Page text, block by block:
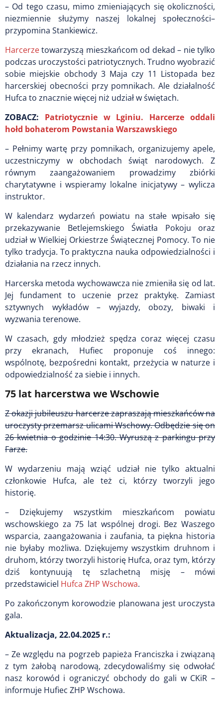
– Od tego czasu, mimo zmieniających się okoliczności,
niezmiennie służymy naszej lokalnej społeczności–
przypomina Stankiewicz.
Harcerzetowarzyszą mieszkańcom od dekad – nie tylko
podczas uroczystości patriotycznych. Trudno wyobrazić
sobie miejskie obchody 3 Maja czy 11 Listopada bez
harcerskiej obecności przy pomnikach. Ale działalność
Hufca to znacznie więcej niż udział w świętach.
ZOBACZ: Patriotycznie w Lginiu. Harcerze oddali
hołd bohaterom Powstania Warszawskiego
– Pełnimy wartę przy pomnikach, organizujemy apele,
uczestniczymy w obchodach świąt narodowych. Z
równym zaangażowaniem prowadzimy zbiórki
charytatywne i wspieramy lokalne inicjatywy – wylicza
instruktor.
W kalendarz wydarzeń powiatu na stałe wpisało się
przekazywanie Betlejemskiego Światła Pokoju oraz
udział w Wielkiej Orkiestrze Świątecznej Pomocy. To nie
tylko tradycja. To praktyczna nauka odpowiedzialności i
działania na rzecz innych.
Harcerska metoda wychowawcza nie zmieniła się od lat.
Jej fundament to uczenie przez praktykę. Zamiast
sztywnych wykładów – wyjazdy, obozy, biwaki i
wyzwania terenowe.
W czasach, gdy młodzież spędza coraz więcej czasu
przy ekranach, Hufiec proponuje coś innego:
wspólnotę, bezpośredni kontakt, przeżycia w naturze i
odpowiedzialność za siebie i innych.
75 lat harcerstwa we Wschowie
Z okazji jubileuszu harcerze zapraszają mieszkańców na
uroczysty przemarsz ulicami Wschowy. Odbędzie się on
26 kwietnia o godzinie 14:30. Wyruszą z parkingu przy
Farze.
W wydarzeniu mają wziąć udział nie tylko aktualni
członkowie Hufca, ale też ci, którzy tworzyli jego
historię.
– Dziękujemy wszystkim mieszkańcom powiatu
wschowskiego za 75 lat wspólnej drogi. Bez Waszego
wsparcia, zaangażowania i zaufania, ta piękna historia
nie byłaby możliwa. Dziękujemy wszystkim druhnom i
druhom, którzy tworzyli historię Hufca, oraz tym, którzy
dziś kontynuują tę szlachetną misję – mówi
przedstawiciel Hufca ZHP Wschowa.
Po zakończonym korowodzie planowana jest uroczysta
gala.
Aktualizacja, 22.04.2025 r.:
– Ze względu na pogrzeb papieża Franciszka i związaną
z tym żałobą narodową, zdecydowaliśmy się odwołać
nasz korowód i ograniczyć obchody do gali w CKiR –
informuje Hufiec ZHP Wschowa.